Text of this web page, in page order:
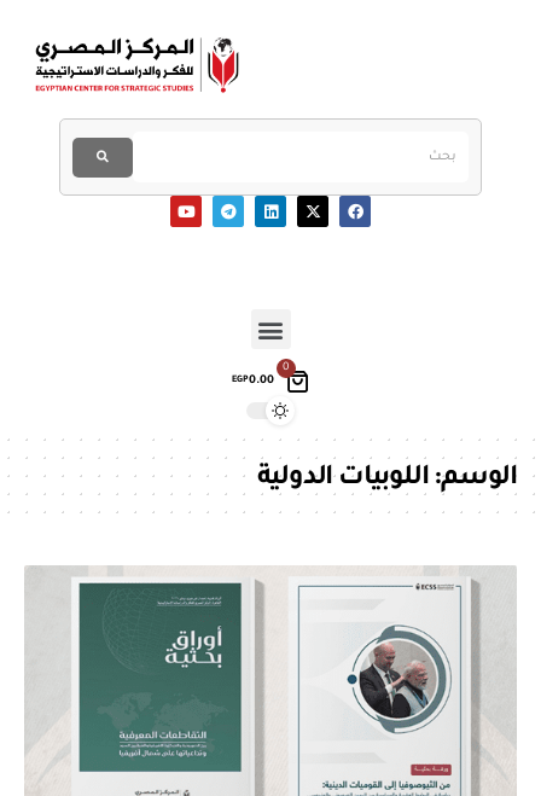
0
EGP0.00
الوسم:اللوبيات الدولية